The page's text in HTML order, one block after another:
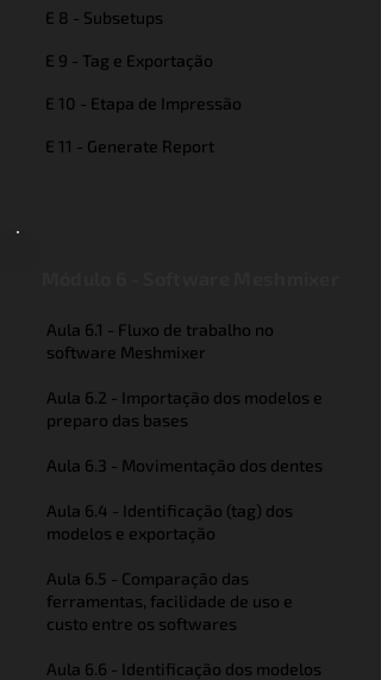
E 8 - Subsetups
E 9 - Tag e Exportação
E 10 - Etapa de Impressão
E 11 - Generate Report
Aula 6.1 - Fluxo de trabalho no
software Meshmixer
Aula 6.2 - Importação dos modelos e
preparo das bases
Aula 6.3 - Movimentação dos dentes
Aula 6.4 - Identificação (tag) dos
modelos e exportação
Aula 6.5 - Comparação das
ferramentas, facilidade de uso e
custo entre os softwares
Aula 6.6 - Identificação dos modelos